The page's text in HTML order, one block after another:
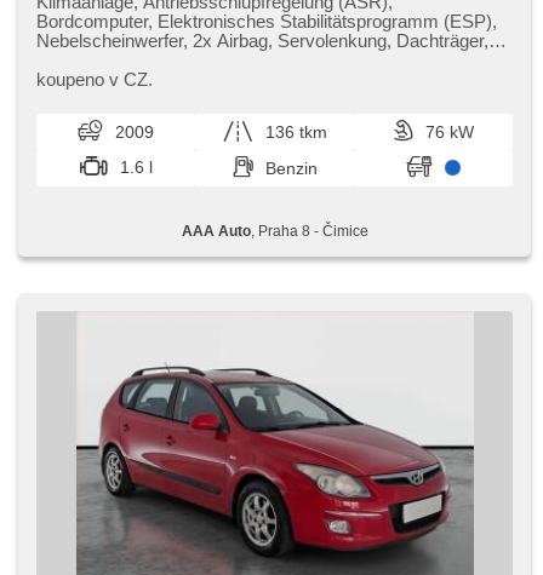
Bordcomputer, Elektronisches Stabilitätsprogramm (ESP),
Nebelscheinwerfer, 2x Airbag, Servolenkung, Dachträger,
koupeno v CZ.
2009 136 tkm
76 kW
1.6 l
Benzin
AAA Auto, Praha 8 - Čimice